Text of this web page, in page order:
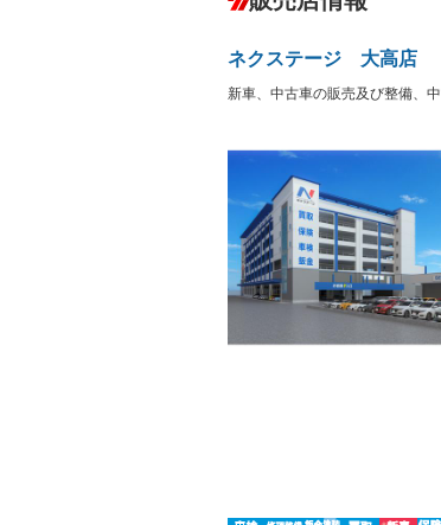
Bluetooth接続
－ オーディオ
－
ヘッドライトウォッシャ
ー
LEDヘッドランプ
ランフラットタイヤ
－ フルフラットシート
シートヒーター
フロントカメラ
ネクステージ 大高店
新車、中古車の販売及び整備、